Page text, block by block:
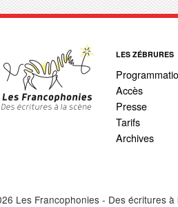
LES ZÉBRURES
Accès
Presse
Tarifs
Archives
Les Francophonies - Des écritures à